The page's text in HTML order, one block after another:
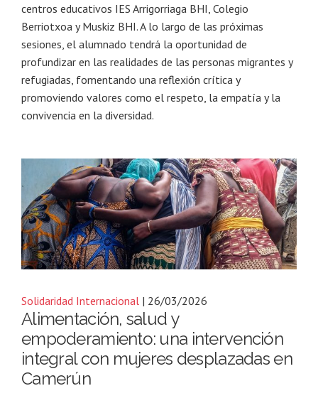
centros educativos IES Arrigorriaga BHI, Colegio
Berriotxoa y Muskiz BHI. A lo largo de las próximas
sesiones, el alumnado tendrá la oportunidad de
profundizar en las realidades de las personas migrantes y
refugiadas, fomentando una reflexión crítica y
promoviendo valores como el respeto, la empatía y la
convivencia en la diversidad.
Solidaridad Internacional | 26/03/2026
Alimentación, salud y
empoderamiento: una intervención
integral con mujeres desplazadas en
Camerún